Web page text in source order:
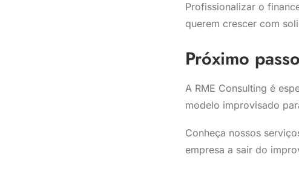
Profissionalizar o
querem crescer com
Próximo passo
A RME Consulting é
modelo improvisado
Conheça nossos
empresa a sair do